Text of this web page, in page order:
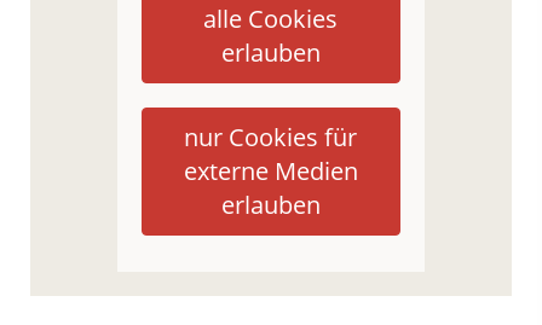
alle Cookies
erlauben
nur Cookies für
externe Medien
erlauben